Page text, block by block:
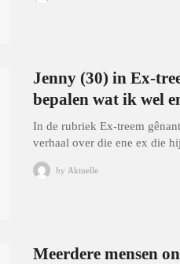
Jenny (30) in Ex-
bepalen wat ik wel
In de rubriek Ex-treem
verhaal over die ene ex die
by Aktuelle
Meerdere mensen